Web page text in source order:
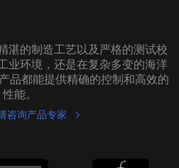
湛的制造工艺以及严格的测试校
业环境，还是在复杂多变的海洋
品都能提供精确的控制和高效的
性能。
咨询产品专家